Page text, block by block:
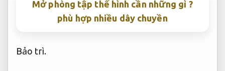
Mở phòng tập thể hình cần những gì ?
phù hợp nhiều dây chuyền
Bảo trì.